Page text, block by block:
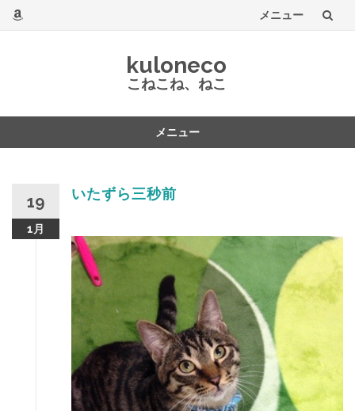
メニュー
kuloneco
こねこね、ねこ
メニュー
19
1月
いたずら三秒前